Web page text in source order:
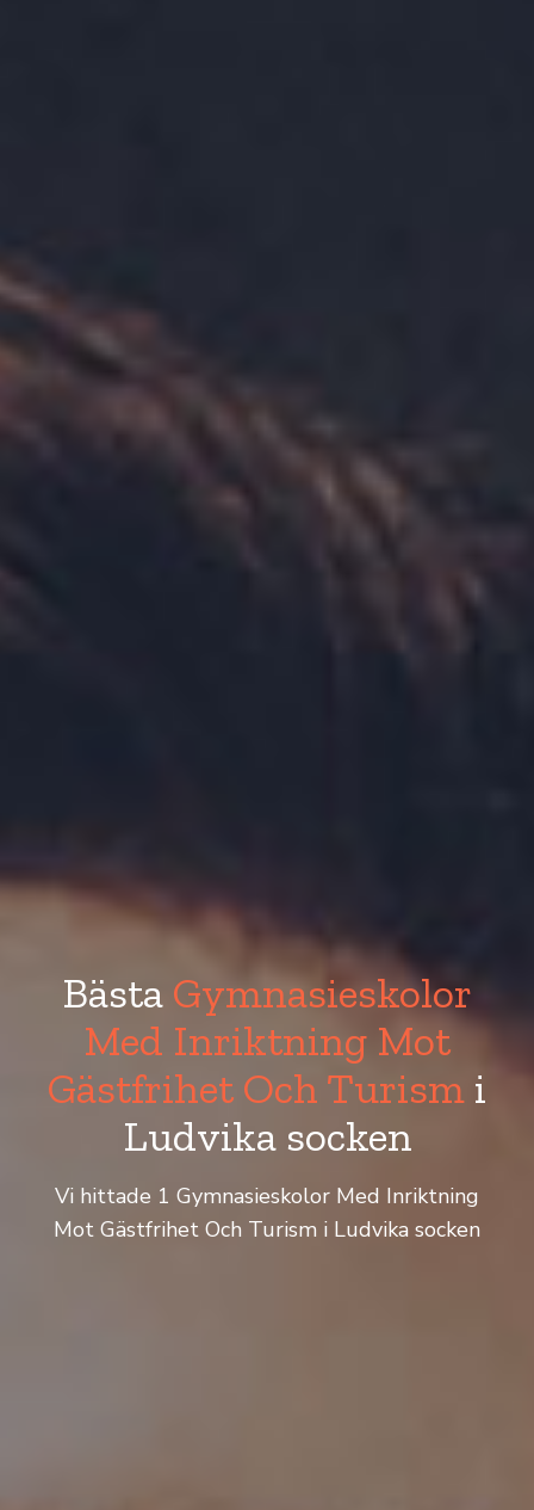
Bästa Gymnasieskolor
Med Inriktning Mot
Gästfrihet Och Turism i
Ludvika socken
Vi hittade 1 Gymnasieskolor Med Inriktning
Mot Gästfrihet Och Turism i Ludvika socken